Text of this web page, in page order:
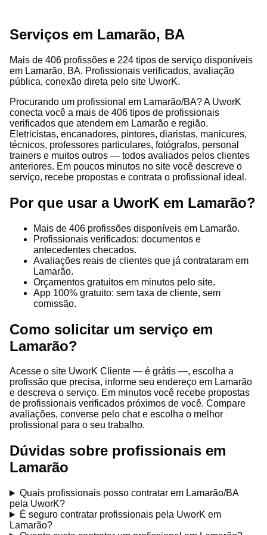
Serviços em Lamarão, BA
Mais de 406 profissões e 224 tipos de serviço disponíveis
em Lamarão, BA. Profissionais verificados, avaliação
pública, conexão direta pelo site UworK.
Procurando um profissional em Lamarão/BA? A UworK
conecta você a mais de 406 tipos de profissionais
verificados que atendem em Lamarão e região.
Eletricistas, encanadores, pintores, diaristas, manicures,
técnicos, professores particulares, fotógrafos, personal
trainers e muitos outros — todos avaliados pelos clientes
anteriores. Em poucos minutos no site você descreve o
serviço, recebe propostas e contrata o profissional ideal.
Por que usar a UworK em Lamarão?
Mais de 406 profissões disponíveis em Lamarão.
Profissionais verificados: documentos e
antecedentes checados.
Avaliações reais de clientes que já contrataram em
Lamarão.
Orçamentos gratuitos em minutos pelo site.
App 100% gratuito: sem taxa de cliente, sem
comissão.
Como solicitar um serviço em
Lamarão?
Acesse o site UworK Cliente — é grátis —, escolha a
profissão que precisa, informe seu endereço em Lamarão
e descreva o serviço. Em minutos você recebe propostas
de profissionais verificados próximos de você. Compare
avaliações, converse pelo chat e escolha o melhor
profissional para o seu trabalho.
Dúvidas sobre profissionais em
Lamarão
Quais profissionais posso contratar em Lamarão/BA
pela UworK?
É seguro contratar profissionais pela UworK em
Lamarão?